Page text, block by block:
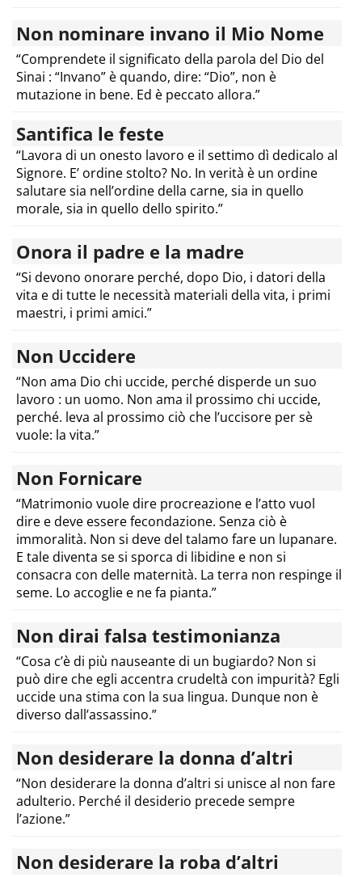
Non nominare invano il Mio Nome
“Comprendete il significato della parola del Dio del
Sinai : “Invano” è quando, dire: “Dio”, non è
mutazione in bene. Ed è peccato allora.”
Santifica le feste
“Lavora di un onesto lavoro e il settimo dì dedicalo al
Signore. E’ ordine stolto? No. In verità è un ordine
salutare sia nell’ordine della carne, sia in quello
morale, sia in quello dello spirito.”
Onora il padre e la madre
“Si devono onorare perché, dopo Dio, i datori della
vita e di tutte le necessità materiali della vita, i primi
maestri, i primi amici.”
Non Uccidere
“Non ama Dio chi uccide, perché disperde un suo
lavoro : un uomo. Non ama il prossimo chi uccide,
perché. leva al prossimo ciò che l’uccisore per sè
vuole: la vita.”
Non Fornicare
“Matrimonio vuole dire procreazione e l’atto vuol
dire e deve essere fecondazione. Senza ciò è
immoralità. Non si deve del talamo fare un lupanare.
E tale diventa se si sporca di libidine e non si
consacra con delle maternità. La terra non respinge il
seme. Lo accoglie e ne fa pianta.”
Non dirai falsa testimonianza
“Cosa c’è di più nauseante di un bugiardo? Non si
può dire che egli accentra crudeltà con impurità? Egli
uccide una stima con la sua lingua. Dunque non è
diverso dall’assassino.”
Non desiderare la donna d’altri
“Non desiderare la donna d’altri si unisce al non fare
adulterio. Perché il desiderio precede sempre
l’azione.”
Non desiderare la roba d’altri